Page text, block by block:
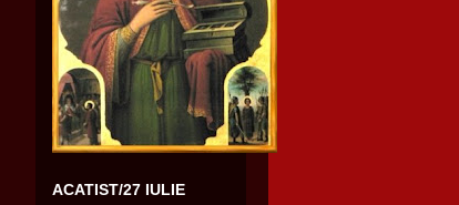
ACATIST/27 IULIE